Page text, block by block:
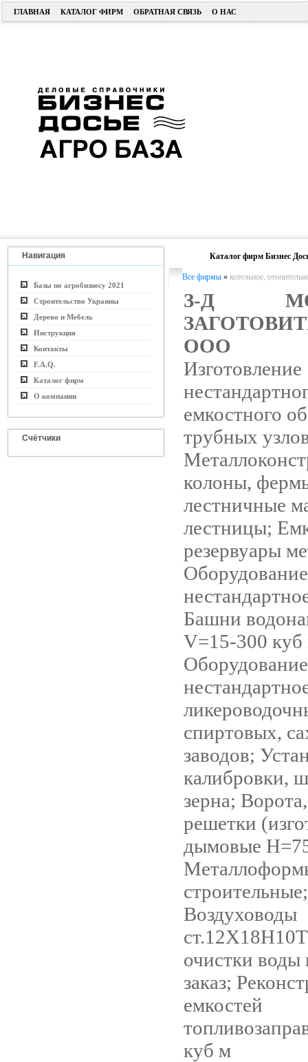
ГЛАВНАЯ КАТАЛОГ ФИРМ ОБРАТНАЯ СВЯЗЬ О НАС
Навигация
Базы по агробизнесу 2021
Строительство Украины
Дерево и Мебель
Инструкция
Контакты
F.A.Q.
Каталог фирм
О компании
Счётчики
Каталог фирм Бизнес
Все фирмы » котельное,
З-Д
ООО
Изготовление
емкостного
трубных
колоны,
лестничные
лестницы;
резервуары
Оборудование
Башни
V=15-300
Оборудование
спиртовых,
заводов;
калибровки,
зерна;
решетки
дымовые
строительные;
Воздуховоды
очистки воды
заказ;
емкостей
куб м